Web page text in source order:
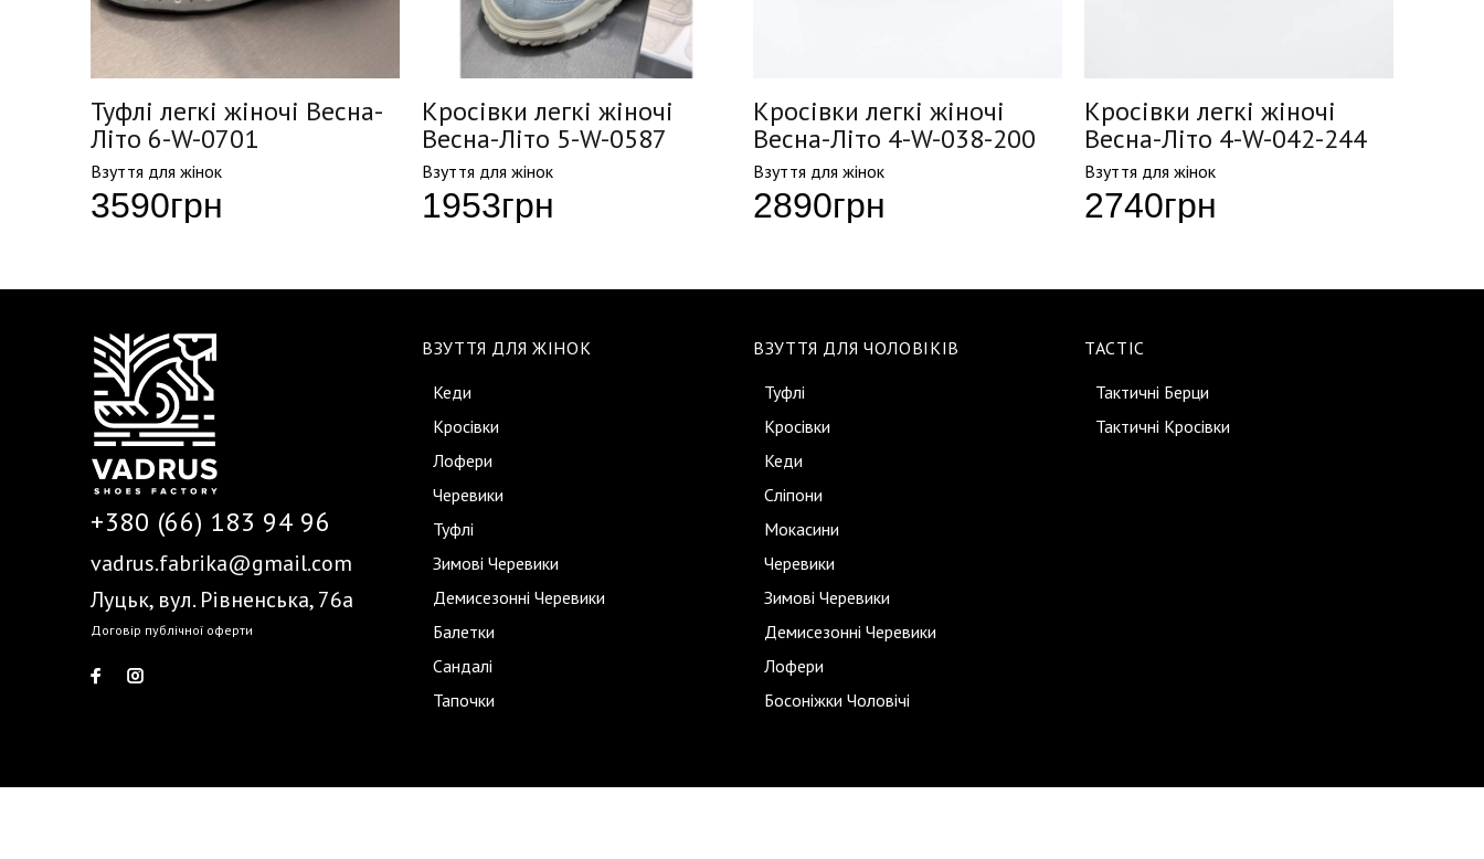
Туфлі легкі жіночі Весна-
Літо 6-W-0701
Взуття для жінок
3590грн
Кросівки легкі жіночі
Весна-Літо 5-W-0587
Взуття для жінок
1953грн
Кросівки легкі жіночі
Весна-Літо 4-W-038-200
Взуття для жінок
2890грн
Кросівки легкі жіночі
Весна-Літо 4-W-042-244
Взуття для жінок
2740грн
+380 (66) 183 94 96
vadrus.fabrika@gmail.com
Луцьк, вул. Рівненська, 76а
Договір публічної оферти
ВЗУТТЯ ДЛЯ ЖІНОК
Кеди
Кросівки
Лофери
Черевики
Туфлі
Зимові Черевики
Демисезонні Черевики
Балетки
Сандалі
Тапочки
ВЗУТТЯ ДЛЯ ЧОЛОВІКІВ
Туфлі
Кросівки
Кеди
Сліпони
Мокасини
Черевики
Зимові Черевики
Демисезонні Черевики
Лофери
Босоніжки Чоловічі
TACTIC
Тактичні Берци
Тактичні Кросівки